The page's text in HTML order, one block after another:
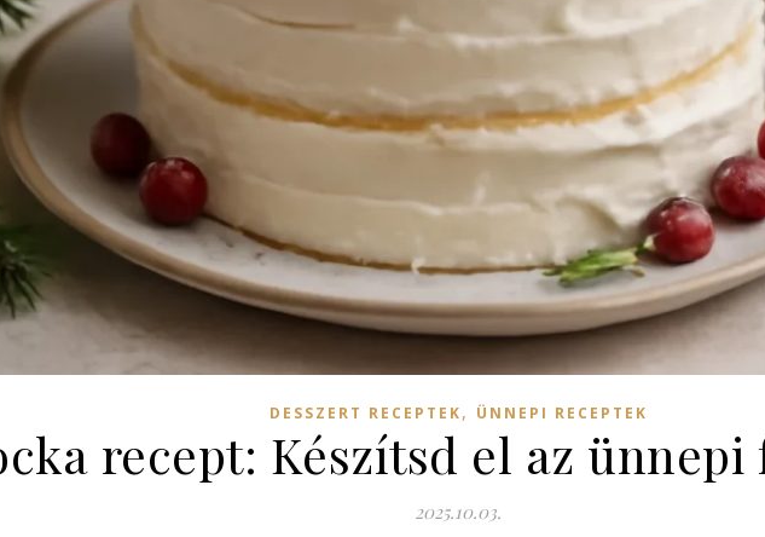
DESSZERT RECEPTEK, ÜNNEPI RECEPTEK
recept: Készítsd el az ünnepi
2025.10.03.